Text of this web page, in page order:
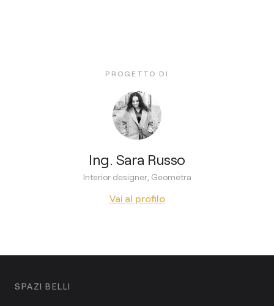
PROGETTO DI
Ing. Sara Russo
Interior designer, Geometra
Vai al profilo
SPAZI BELLI